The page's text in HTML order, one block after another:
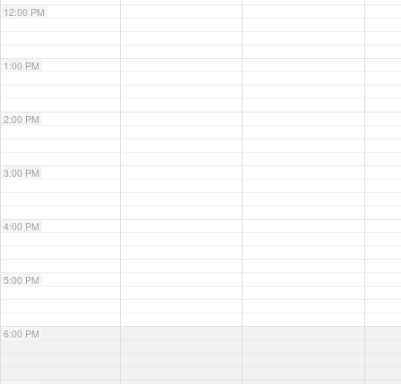
12:00 PM
1:00 PM
2:00 PM
3:00 PM
4:00 PM
5:00 PM
6:00 PM